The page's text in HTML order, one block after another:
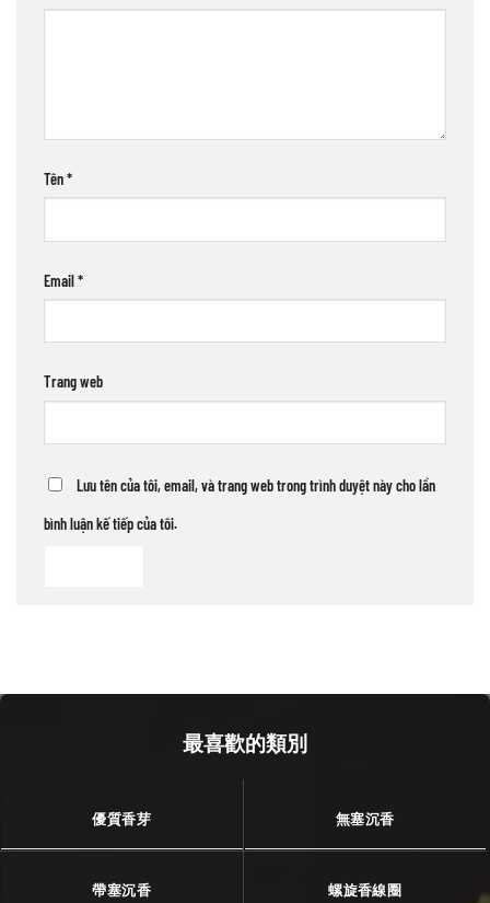
Tên*
Email*
Trang web
Lưu tên của tôi, email, và trang web trong trình duyệt này cho lần
bình luận kế tiếp của tôi.
最喜歡的類別
優質香芽 無塞沉香
帶塞沉香 螺旋香線圈